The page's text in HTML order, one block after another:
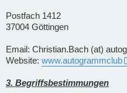
Postfach 1412
37004 Göttingen
Email: Christian.Bach (at)
Website: www.autogrammclub
3. Begriffsbestimmungen